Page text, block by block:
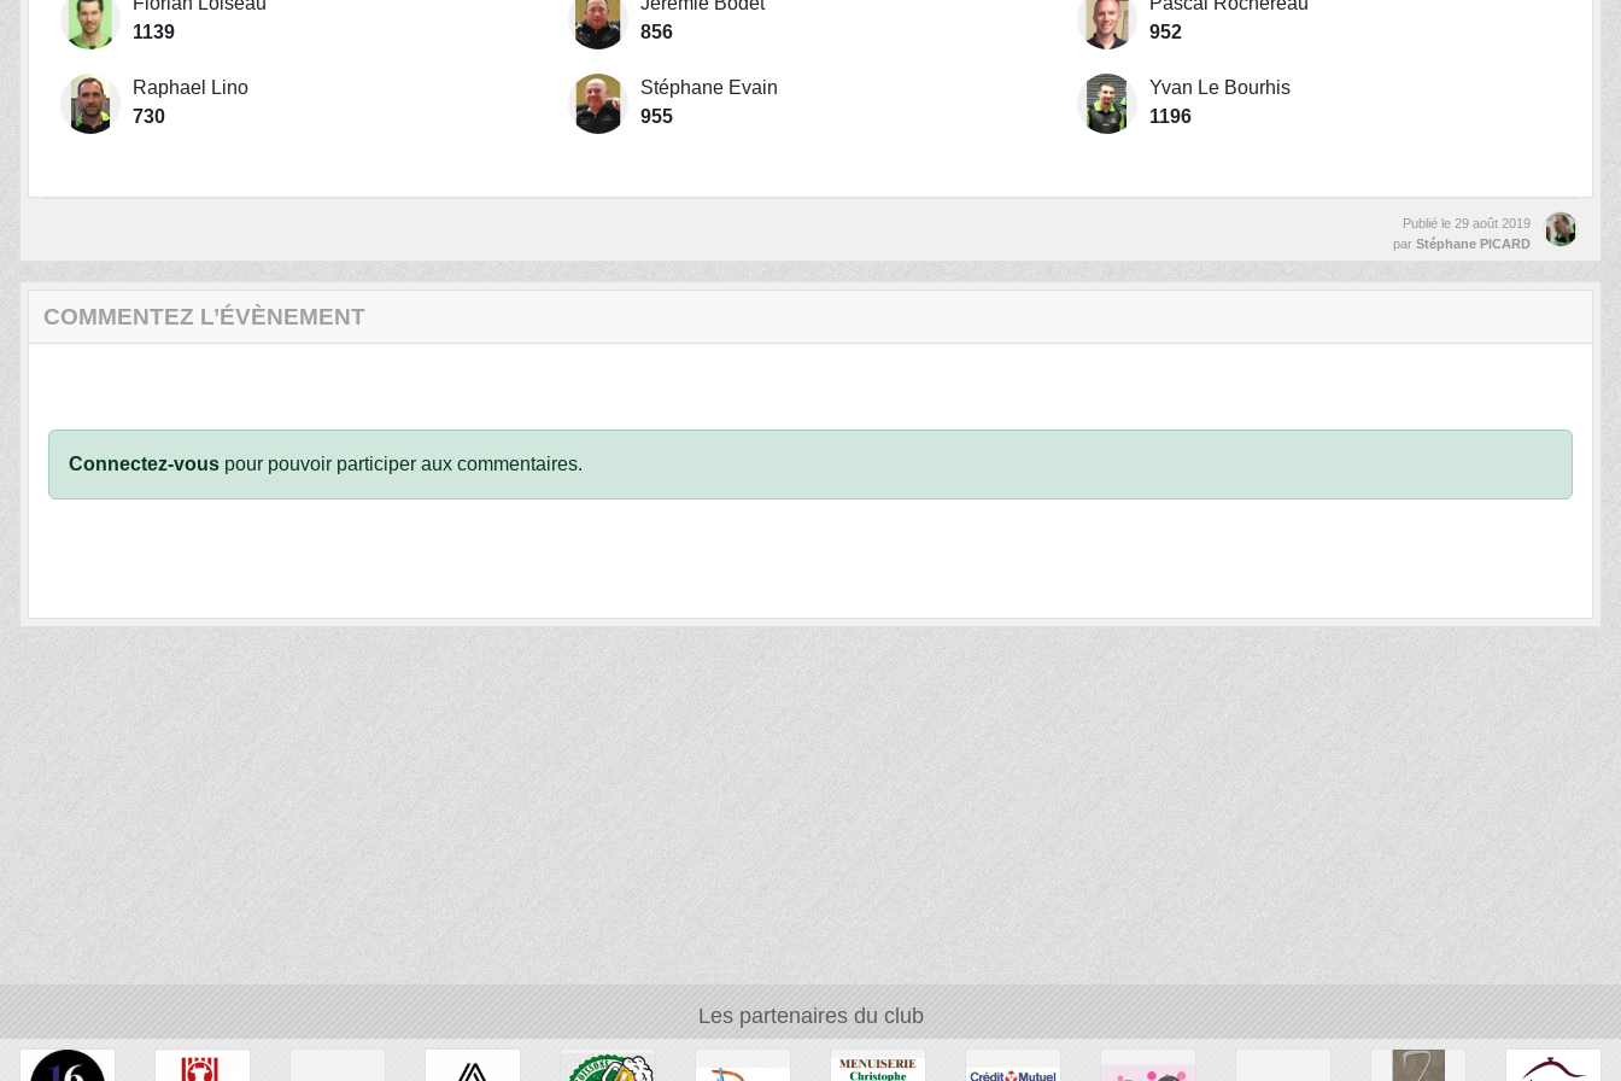
1139
856
952
Raphael Lino
730
Stéphane Evain
955
Yvan Le Bourhis
1196
Publié le 29 août 2019
par Stéphane PICARD
COMMENTEZ L’ÉVÈNEMENT
Connectez-vous pour pouvoir participer aux commentaires.
Les partenaires du club